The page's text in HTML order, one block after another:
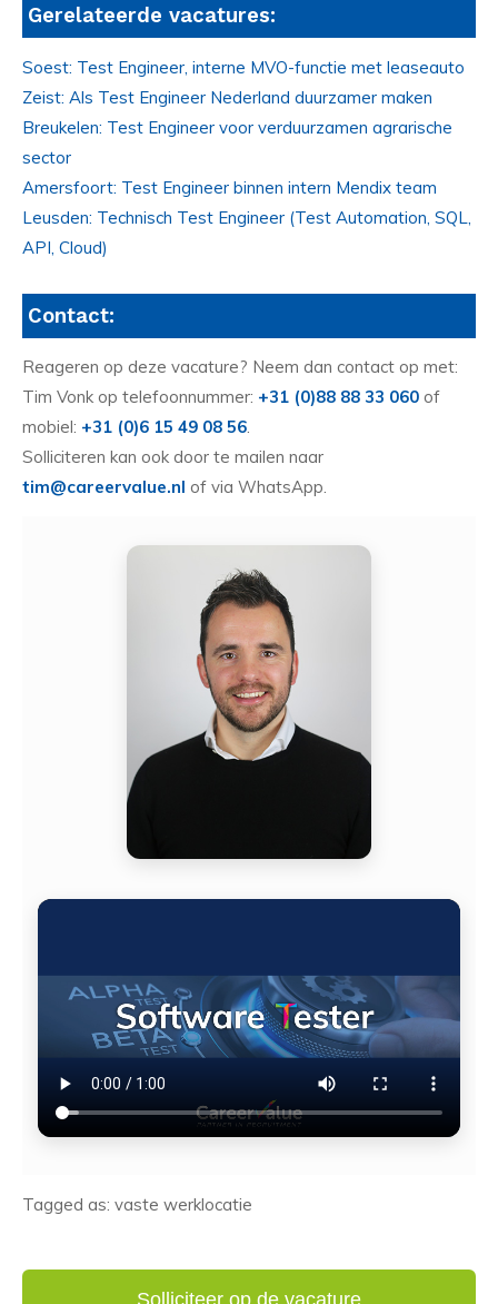
Gerelateerde vacatures:
Soest: Test Engineer, interne MVO-functie met leaseauto
Zeist: Als Test Engineer Nederland duurzamer maken
Breukelen: Test Engineer voor verduurzamen agrarische
sector
Amersfoort: Test Engineer binnen intern Mendix team
Leusden: Technisch Test Engineer (Test Automation, SQL,
API, Cloud)
Contact:
Reageren op deze vacature? Neem dan contact op met:
Tim Vonk op telefoonnummer: +31 (0)88 88 33 060 of
mobiel: +31 (0)6 15 49 08 56.
Solliciteren kan ook door te mailen naar
tim@careervalue.nl of via WhatsApp.
Tagged as: vaste werklocatie